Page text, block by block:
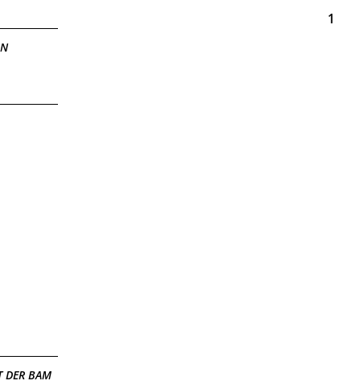
DER BAM
1